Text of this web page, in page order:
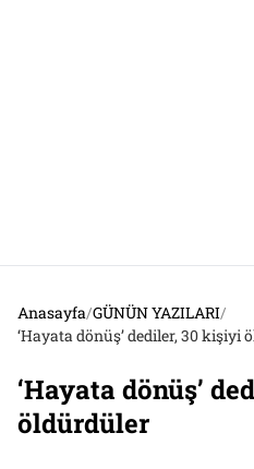
Anasayfa/GÜNÜN YAZILARI/
‘Hayata dönüş’ dediler, 30 kişiyi
‘Hayata dönüş’
öldürdüler